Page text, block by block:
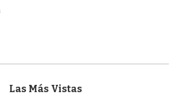
Las Más Vistas